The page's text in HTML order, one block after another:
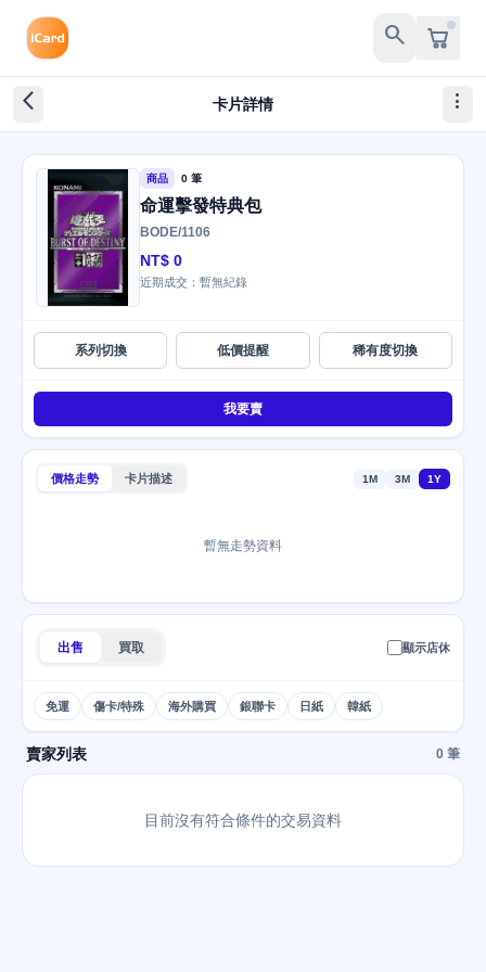
search
arrow_back_ios_new 卡片詳情 more_vert
商品 0 筆
命運擊發特典包
BODE/1106
NT$ 0
近期成交：暫無紀錄
系列切換 低價提醒 稀有度切換
我要賣
價格走勢 卡片描述 1M 3M 1Y
暫無走勢資料
出售 買取 顯示店休
免運 傷卡/特殊 海外購買 銀聯卡 日紙 韓紙
賣家列表 0 筆
目前沒有符合條件的交易資料